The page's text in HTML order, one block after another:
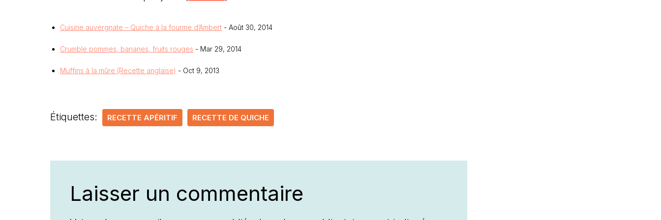
Cuisine auvergnate – Quiche à la fourme d’Ambert - Août 30, 2014
Crumble pommes, bananes, fruits rouges - Mar 29, 2014
Muffins à la mûre (Recette anglaise) - Oct 9, 2013
Étiquettes: RECETTE APÉRITIF RECETTE DE QUICHE
Laisser un commentaire